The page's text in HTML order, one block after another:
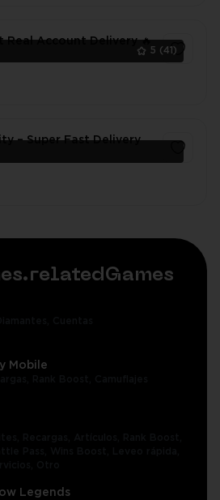
5 (41)
Real Account Delivery 🔥
– Super Fast Delivery
Mobile
Legends